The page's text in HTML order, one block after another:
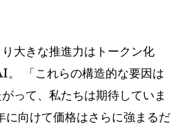
大きな推進力はトークン化
。 「これらの構造的な要因は
って、私たちは期待していま
に向けて価格はさらに強まるだ